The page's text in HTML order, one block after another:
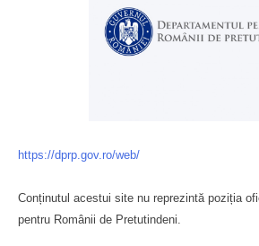
https://dprp.gov.ro/web/
Conținutul acestui site nu reprezintă poziția
pentru Românii de Pretutindeni.